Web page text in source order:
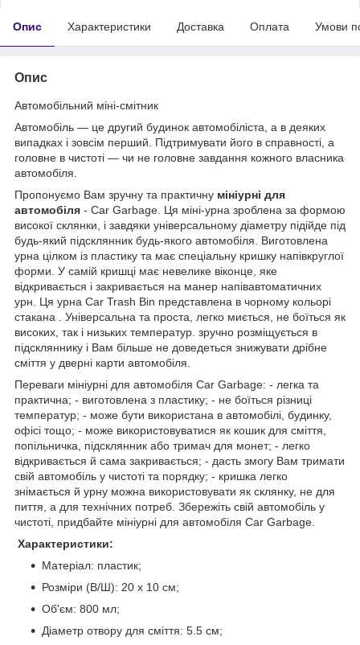
Опис Характеристики Доставка Оплата Умови
Опис
Автомобільний міні-смітник
Автомобіль — це другий будинок автомобіліста, а в деяких
випадках і зовсім перший. Підтримувати його в справності, а
головне в чистоті — чи не головне завдання кожного власника
автомобіля.
Пропонуємо Вам зручну та практичну мініурні для
автомобіля - Car Garbage. Ця міні-урна зроблена за формою
високої склянки, і завдяки універсальному діаметру підійде під
будь-який підсклянник будь-якого автомобіля. Виготовлена
урна цілком із пластику та має спеціальну кришку напівкруглої
форми. У самій кришці має невелике віконце, яке
відкривається і закривається на манер напівавтоматичних
урн. Ця урна Car Trash Bin представлена в чорному кольорі
стакана . Універсальна та проста, легко миється, не боїться як
високих, так і низьких температур. зручно розміщується в
підскляннику і Вам більше не доведеться знижувати дрібне
сміття у дверні карти автомобіля.
Переваги мініурні для автомобіля Car Garbage: - легка та
практична; - виготовлена з пластику; - не боїться різниці
температур; - може бути використана в автомобілі, будинку,
офісі тощо; - може використовуватися як кошик для сміття,
попільничка, підсклянник або тримач для монет; - легко
відкривається й сама закривається; - дасть змогу Вам тримати
свій автомобіль у чистоті та порядку; - кришка легко
знімається й урну можна використовувати як склянку, не для
пиття, а для технічних потреб. Збережіть свій автомобіль у
чистоті, придбайте мініурні для автомобіля Car Garbage.
Характеристики:
Матеріал: пластик;
Розміри (В/Ш): 20 х 10 см;
Об'єм: 800 мл;
Діаметр отвору для сміття: 5.5 см;